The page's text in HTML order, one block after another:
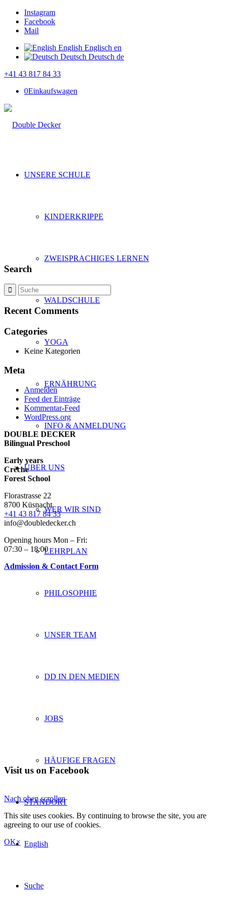
Instagram
Facebook
Mail
English Englisch en
Deutsch Deutsch de
+41 43 817 84 33
0Einkaufswagen
UNSERE SCHULE
KINDERKRIPPE
ZWEISPRACHIGES LERNEN
WALDSCHULE
YOGA
ERNÄHRUNG
INFO & ANMELDUNG
ÜBER UNS
WER WIR SIND
LEHRPLAN
PHILOSOPHIE
UNSER TEAM
DD IN DEN MEDIEN
JOBS
HÄUFIGE FRAGEN
STANDORT
English
Suche
Search
Recent Comments
Categories
Keine Kategorien
Meta
Anmelden
Feed der Einträge
Kommentar-Feed
WordPress.org
DOUBLE DECKER
Bilingual Preschool
Early years
Crèche
Forest School
Florastrasse 22
8700 Küsnacht
+41 43 817 84 33
info@doubledecker.ch
Opening hours Mon – Fri:
07:30 – 18:00
Admission & Contact Form
Visit us on Facebook
Nach oben scrollen
This site uses cookies. By continuing to browse the site, you are
agreeing to our use of cookies.
OK×